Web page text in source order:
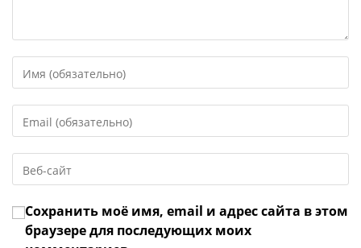
свое
или
имя
чтобы
прокомментировать
свой
адрес,
чтобы
URL
веб-
сайта
Сохранить моё имя, email и адрес сайта в этом
браузере для последующих моих